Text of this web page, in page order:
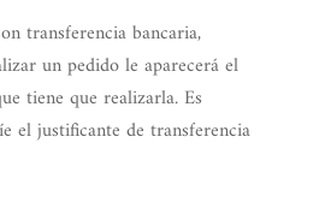
transferencia bancaria,
un pedido le aparecerá el
tiene que realizarla. Es
el justificante de transferencia